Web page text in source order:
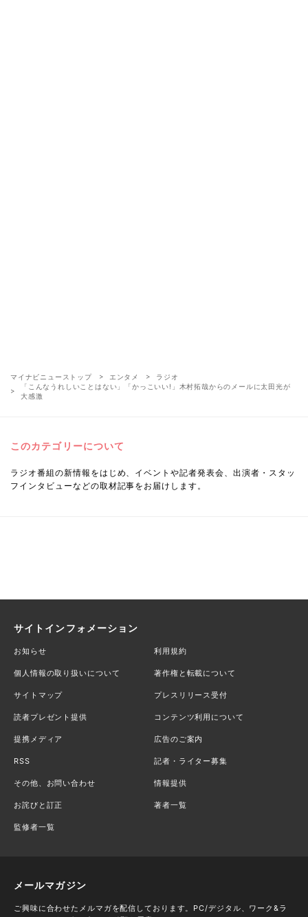
マイナビニューストップ エンタメ
ラジオ
「こんなうれしいことはない」「かっこいい!」木村拓哉からのメールに太田光が
大感激
このカテゴリーについて
ラジオ番組の新情報をはじめ、イベントや記者発表会、出演者・スタッ
フインタビューなどの取材記事をお届けします。
サイトインフォメーション
お知らせ 利用規約
個人情報の取り扱いについて 著作権と転載について
サイトマップ プレスリリース受付
読者プレゼント提供 コンテンツ利用について
提携メディア 広告のご案内
RSS 記者・ライター募集
その他、お問い合わせ 情報提供
お詫びと訂正 著者一覧
監修者一覧
メールマガジン
ご興味に合わせたメルマガを配信しております。PC/デジタル、ワーク&ラ